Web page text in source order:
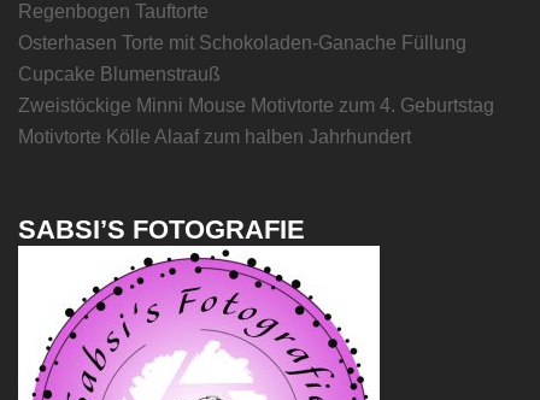
Regenbogen Tauftorte
Osterhasen Torte mit Schokoladen-Ganache Füllung
Cupcake Blumenstrauß
Zweistöckige Minni Mouse Motivtorte zum 4. Geburtstag
Motivtorte Kölle Alaaf zum halben Jahrhundert
SABSI’S FOTOGRAFIE